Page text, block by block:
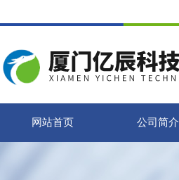
网站首页 公司简介